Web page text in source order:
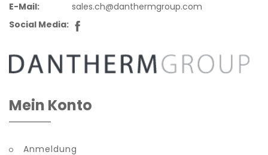
E-Mail:
sales.ch@danthermgroup.com
Social Media:
Mein Konto
Anmeldung